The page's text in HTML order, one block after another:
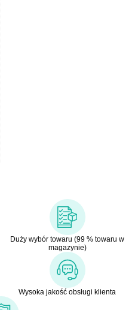
Duży wybór towaru (99 % towaru w
magazynie)
Wysoka jakość obsługi klienta